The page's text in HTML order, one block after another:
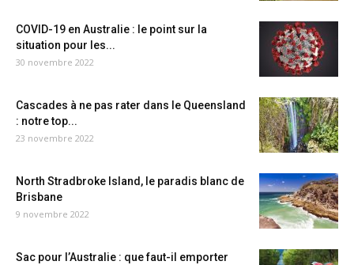
COVID-19 en Australie : le point sur la
situation pour les...
30 novembre 2022
Cascades à ne pas rater dans le Queensland
: notre top...
23 novembre 2022
North Stradbroke Island, le paradis blanc de
Brisbane
9 novembre 2022
Sac pour l’Australie : que faut-il emporter